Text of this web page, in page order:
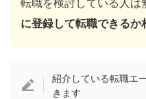
転職を検討している人は
に登録して転職できるか
紹介している転職エ
きます